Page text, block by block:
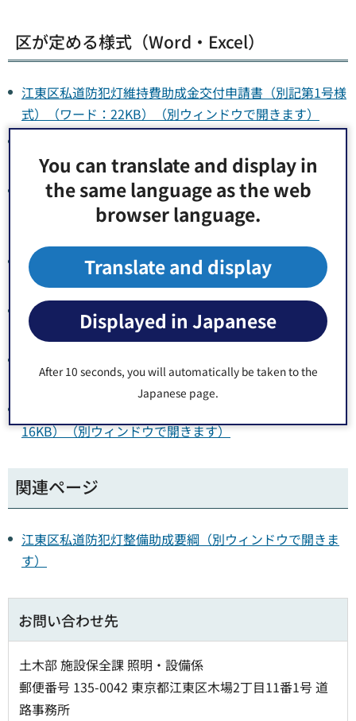
You can translate and display in
the same language as the web
browser language.
Translate and display
Displayed in Japanese
After 10 seconds, you will automatically be taken to the
Japanese page.
区が定める様式（Word・Excel）
江東区私道防犯灯維持費助成金交付申請書（別記第1号様
式）（ワード：22KB）（別ウィンドウで開きます）
号様式）（ワード：23KB）（別ウィンドウで開きます）
江東区私道防犯灯維持費・設置工事費助成金交付請求書
兼口座振替依頼書（別記第7号様式）（ワード：24KB）
江東区私道防犯灯設置工事変更等承認申請書（別記第8号
様式）（ワード：22KB）（別ウィンドウで開きます）
江東区私道防犯灯設置工事完了報告書（別記第11号様
式）（ワード：23KB）（別ウィンドウで開きます）
12KB）（別ウィンドウで開きます）
16KB）（別ウィンドウで開きます）
関連ページ
江東区私道防犯灯整備助成要綱（別ウィンドウで開きま
す）
お問い合わせ先
土木部 施設保全課 照明・設備係
郵便番号 135-0042 東京都江東区木場2丁目11番1号 道
路事務所